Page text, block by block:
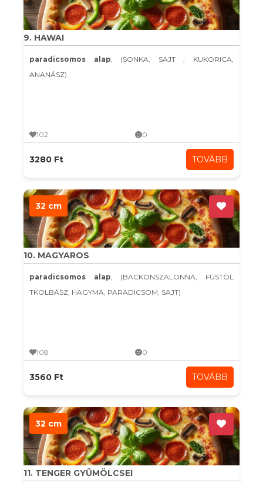
9. HAWAI
paradicsomos alap, (SONKA, SAJT , KUKORICA,
ANANÁSZ)
102 0
3280 Ft TOVÁBB
32 cm
10. MAGYAROS
paradicsomos alap, (BACKONSZALONNA, FÜSTÖL
TKOLBÁSZ, HAGYMA, PARADICSOM, SAJT)
108 0
3560 Ft TOVÁBB
32 cm
11. TENGER GYÜMÖLCSEI